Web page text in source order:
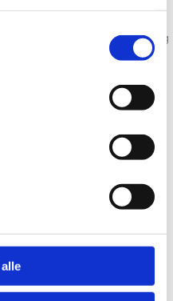
browser til næste gang jeg